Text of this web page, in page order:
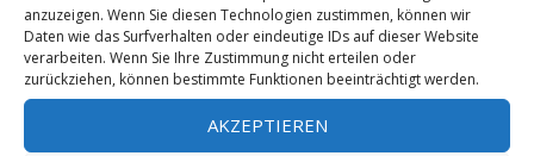
anzuzeigen. Wenn Sie diesen Technologien zustimmen, können wir
Daten wie das Surfverhalten oder eindeutige IDs auf dieser Website
verarbeiten. Wenn Sie Ihre Zustimmung nicht erteilen oder
zurückziehen, können bestimmte Funktionen beeinträchtigt werden.
AKZEPTIEREN
Spam zu reduzieren.Erfahre, wie
deine Kommentardaten verarbeitet
werden.